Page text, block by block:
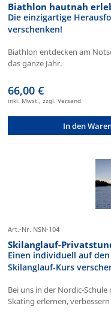
Biathlon hautnah
Die einzigartige
verschenken!
Biathlon entdecken am
das ganze Jahr.
66,00 €
inkl. Mwst., zzgl. Versand
In den
Art.-Nr. NSN-104
Skilanglauf-
Einen individuell auf
Skilanglauf-Kurs
Bei uns in der Nordic-
Skating erlernen,